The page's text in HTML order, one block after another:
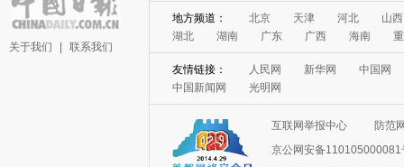
关于我们 联系我们
地方频道： 北京 天津 河北
山西
湖北
湖南 广东 广西 海南
友情链接： 人民网 新华网
中国网
中国新闻网
光明网
互联网举报中心
防范
京公网安备110105000081